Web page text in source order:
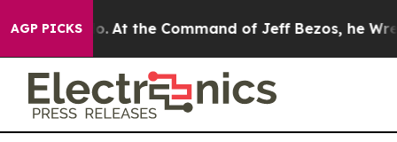
AGP PICKS
Says No. At the Command of Jeff Bezos, he